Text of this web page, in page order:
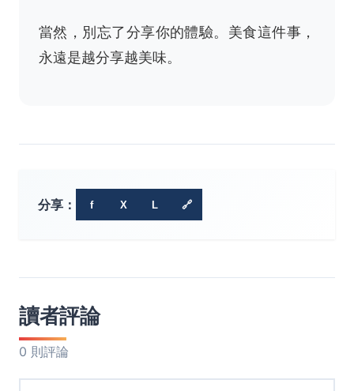
當然，別忘了分享你的體驗。美食這件事，
永遠是越分享越美味。
分享： f X L 🔗
讀者評論
0 則評論